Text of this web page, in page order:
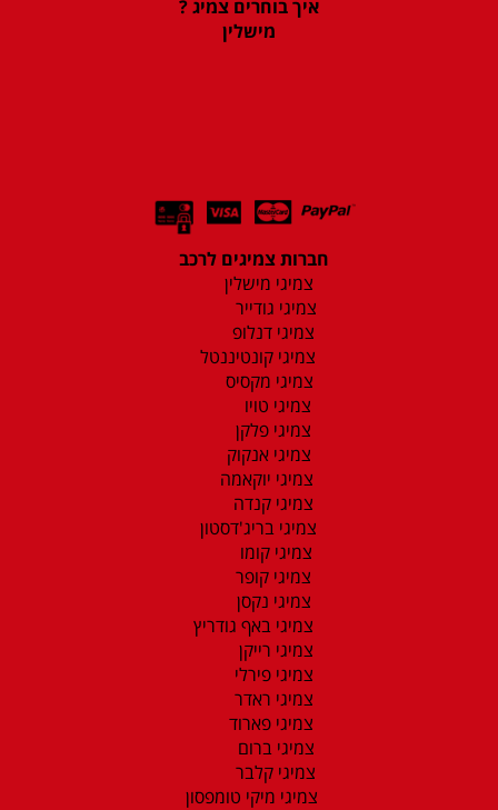
איך בוחרים צמיג ?
מישלין
חברות צמיגים לרכב
צמיגי מישלין
צמיגי גודייר
צמיגי דנלופ
צמיגי קונטיננטל
צמיגי מקסיס
צמיגי טויו
צמיגי פלקן
צמיגי אנקוק
צמיגי יוקאמה
צמיגי קנדה
צמיגי בריג'דסטון
צמיגי קומו
צמיגי קופר
צמיגי נקסן
צמיגי באף גודריץ
צמיגי רייקן
צמיגי פירלי
צמיגי ראדר
צמיגי פארוד
צמיגי ברום
צמיגי קלבר
צמיגי מיקי טומפסון